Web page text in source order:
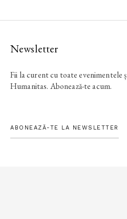
Newsletter
Fii la curent cu toate evenimentele
Humanitas. Abonează-te acum.
ABONEAZĂ-TE LA NEWSLETTER